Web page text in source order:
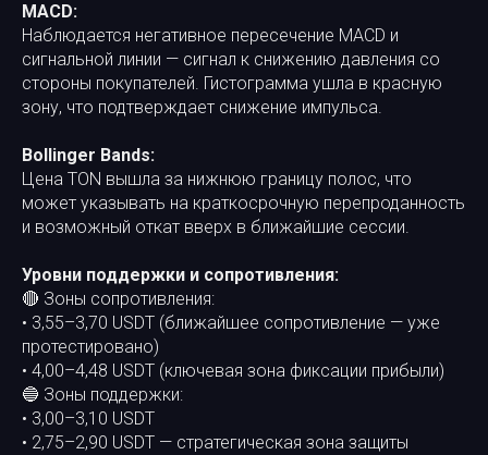
MACD:
Наблюдается негативное пересечение MACD и
сигнальной линии — сигнал к снижению давления со
стороны покупателей. Гистограмма ушла в красную
зону, что подтверждает снижение импульса.
Bollinger Bands:
Цена TON вышла за нижнюю границу полос, что
может указывать на краткосрочную перепроданность
и возможный откат вверх в ближайшие сессии.
Уровни поддержки и сопротивления:
🔴 Зоны сопротивления:
• 3,55–3,70 USDT (ближайшее сопротивление — уже
протестировано)
• 4,00–4,48 USDT (ключевая зона фиксации прибыли)
🔵 Зоны поддержки:
• 3,00–3,10 USDT
• 2,75–2,90 USDT — стратегическая зона защиты